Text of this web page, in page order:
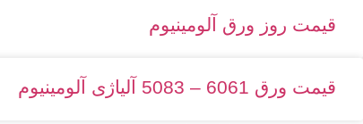
قیمت روز ورق آلومینیوم
قیمت ورق 6061 – 5083 آلیاژی آلومینیوم